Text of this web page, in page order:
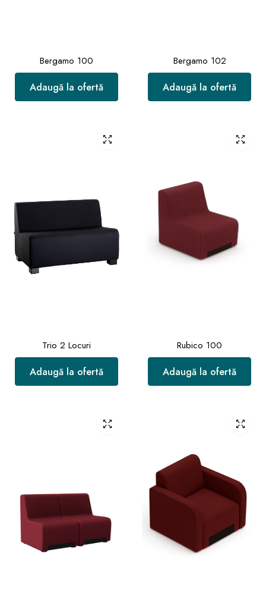
Bergamo 100
Adaugă la ofertă
Bergamo 102
Adaugă la ofertă
Trio 2 Locuri
Adaugă la ofertă
Rubico 100
Adaugă la ofertă